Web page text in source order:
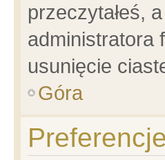
przeczytałeś,
administratora
usunięcie
Góra